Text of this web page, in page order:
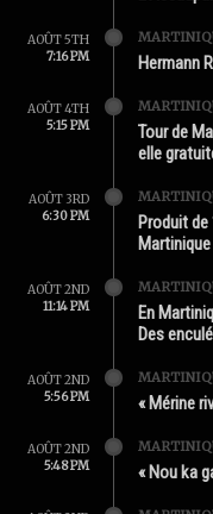
AOÛT 5TH
7:16 PM
Hermann
AOÛT 4TH
5:15 PM
Tour de
elle
AOÛT 3RD
6:30 PM
Produit
Martinique
AOÛT 2ND
11:14 PM
En
Des
AOÛT 2ND
5:56 PM
« Mérine
AOÛT 2ND
5:48 PM
« Nou ka